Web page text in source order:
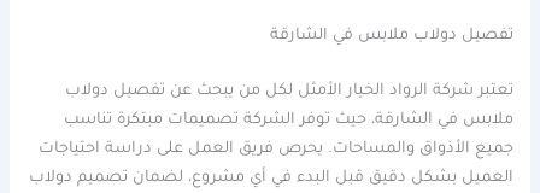
تفصيل دولاب ملابس في الشارقة
تعتبر شركة الرواد الخيار الأمثل لكل من يبحث عن تفصيل دولاب
ملابس في الشارقة، حيث توفر الشركة تصميمات مبتكرة تناسب
جميع الأذواق والمساحات. يحرص فريق العمل على دراسة احتياجات
العميل بشكل دقيق قبل البدء في أي مشروع، لضمان تصميم دولاب